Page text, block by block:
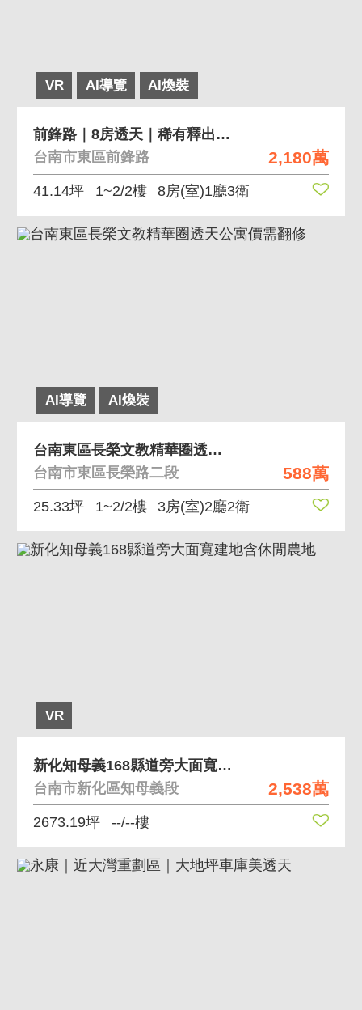
VR AI導覽 AI煥裝
2,180萬
前鋒路｜8房透天｜稀有釋出・錯過不再
台南市東區前鋒路
41.14坪 1~2/2樓 8房(室)1廳3衛
AI導覽 AI煥裝
588萬
台南東區長榮文教精華圈透天公寓價需翻修
台南市東區長榮路二段
25.33坪 1~2/2樓 3房(室)2廳2衛
VR
2,538萬
新化知母義168縣道旁大面寬建地含休閒農地
台南市新化區知母義段
2673.19坪 --/--樓